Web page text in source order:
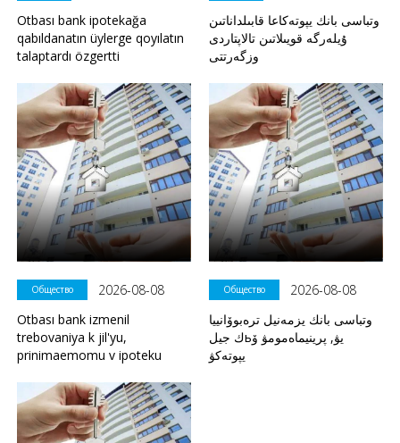
Otbası bank ipotekağa
qabıldanatın üylerge qoyılatın
talaptardı özgertti
وتباسى بانك يپوتەكاعا قابىلداناتىن
ۇيلەرگە قويىلاتىن تالاپتاردى
وزگەرتتى
Общество
2026-08-08
Otbası bank izmenil
trebovaniya k jil'yu,
prinimaemomu v ipoteku
Общество
2026-08-08
وتباسى بانك يزمەنيل ترەبوۆانييا
ك جيلьيۋ, پرينيماەمومۋ ۆ
يپوتەكۋ